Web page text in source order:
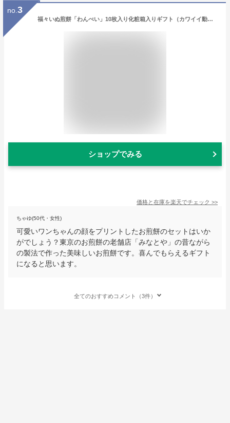
no. 3
福々いぬ煎餅「わんべい」10枚入り化粧箱入りギフト（カワイイ動物せんべいが犬好きさんの心を掴みます）犬モチーフ・犬の形・イヌ柄のお菓子（スイーツ）。
ショップでみる
価格と在庫を楽天でチェック >>
ちゃゆ(50代・女性)
可愛いワンちゃんの顔をプリントしたお煎餅のセットはいか
がでしょう？東京のお煎餅の老舗店「みなとや」の昔ながら
の製法で作った美味しいお煎餅です。喜んでもらえるギフト
になると思います。
全てのおすすめコメント（3件）